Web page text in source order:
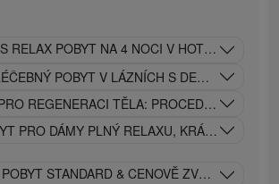
RELAX POBYT NA 4 NOCI V HOTELU
POBYT V LÁZNÍCH S DENNÍM
REGENERACI TĚLA: PROCEDURY +
PRO DÁMY PLNÝ RELAXU, KRÁSY A PÉČE
STANDARD & CENOVĚ ZVÝHODNĚNÝ